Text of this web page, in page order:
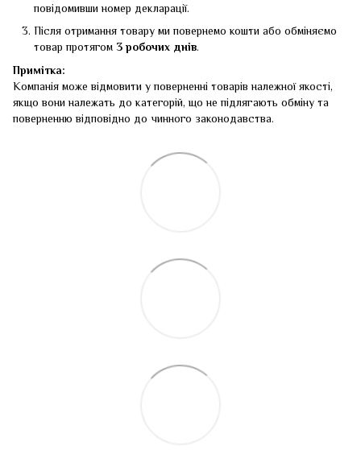
повідомивши номер декларації.
Після отримання товару ми повернемо кошти або обміняємо
товар протягом 3 робочих днів.
Примітка:
Компанія може відмовити у поверненні товарів належної якості,
якщо вони належать до категорій, що не підлягають обміну та
поверненню відповідно до чинного законодавства.